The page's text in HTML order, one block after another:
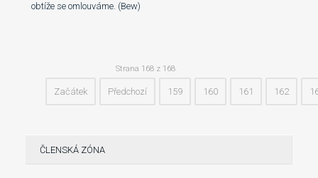
obtíže se omlouváme. (Bew)
Strana 168 z 168
Začátek Předchozí 159 160 161 162
ČLENSKÁ ZÓNA